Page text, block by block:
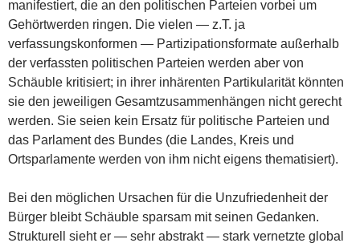
manifestiert, die an den politischen Parteien vorbei um
Gehörtwerden ringen. Die vielen — z.T. ja
verfassungskonformen — Partizipationsformate außerhalb
der verfassten politischen Parteien werden aber von
Schäuble kritisiert; in ihrer inhärenten Partikularität könnten
sie den jeweiligen Gesamtzusammenhängen nicht gerecht
werden. Sie seien kein Ersatz für politische Parteien und
das Parlament des Bundes (die Landes, Kreis und
Ortsparlamente werden von ihm nicht eigens thematisiert).
Bei den möglichen Ursachen für die Unzufriedenheit der
Bürger bleibt Schäuble sparsam mit seinen Gedanken.
Strukturell sieht er — sehr abstrakt — stark vernetzte global